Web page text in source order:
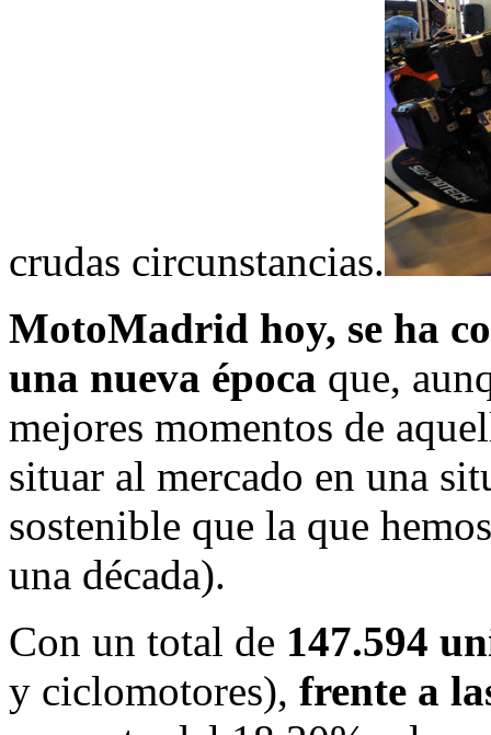
crudas circunstancias.
MotoMadrid hoy, se ha
una nueva época que,
mejores momentos de
situar al mercado en una
sostenible que la que
una década).
Con un total de 147.594
y ciclomotores), frente a